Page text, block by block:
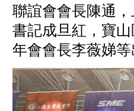
聯誼會會長陳通
書記成旦紅，寶
年會會長李薇娣等